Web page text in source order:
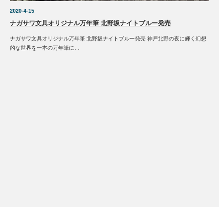
2020-4-15
ナガサワ文具オリジナル万年筆 北野坂ナイトブルー発売
ナガサワ文具オリジナル万年筆 北野坂ナイトブルー発売 神戸北野の夜に輝く幻想
的な世界を一本の万年筆に…